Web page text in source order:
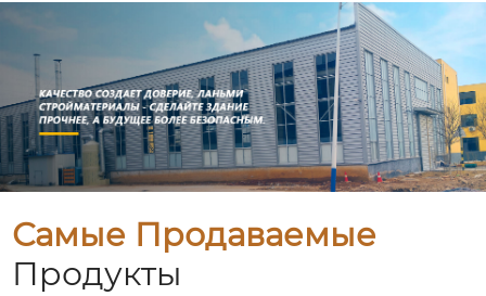
Самые Продаваемые
Продукты